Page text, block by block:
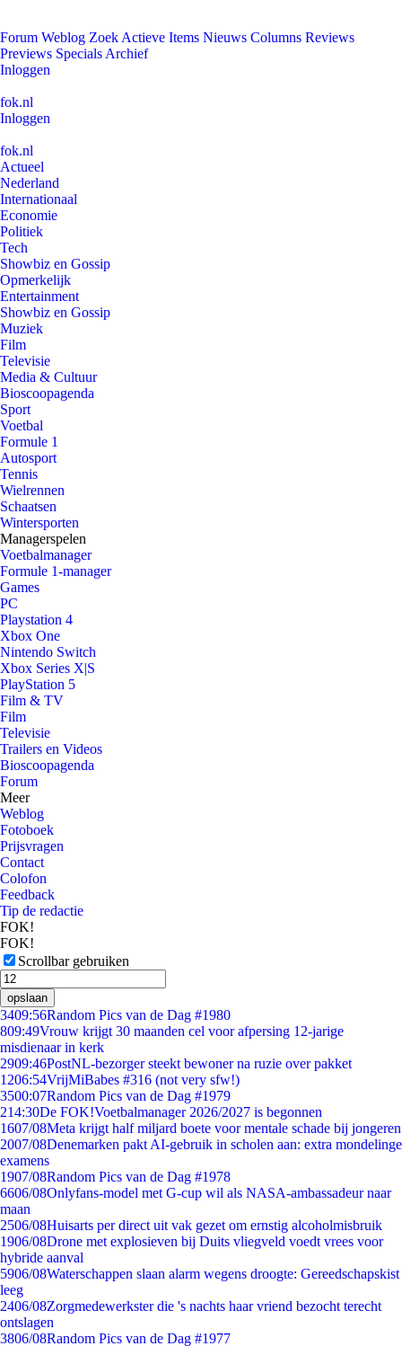
Forum Weblog Zoek Actieve Items Nieuws Columns Reviews
Previews Specials Archief
Inloggen
fok.nl
Inloggen
fok.nl
Actueel
Nederland
Internationaal
Economie
Politiek
Tech
Showbiz en Gossip
Opmerkelijk
Entertainment
Showbiz en Gossip
Muziek
Film
Televisie
Media & Cultuur
Bioscoopagenda
Sport
Voetbal
Formule 1
Autosport
Tennis
Wielrennen
Schaatsen
Wintersporten
Managerspelen
Voetbalmanager
Formule 1-manager
Games
PC
Playstation 4
Xbox One
Nintendo Switch
Xbox Series X|S
PlayStation 5
Film & TV
Film
Televisie
Trailers en Videos
Bioscoopagenda
Forum
Meer
Weblog
Fotoboek
Prijsvragen
Contact
Colofon
Feedback
Tip de redactie
FOK!
FOK!
Scrollbar gebruiken
opslaan
3409:56Random Pics van de Dag #1980
809:49Vrouw krijgt 30 maanden cel voor afpersing 12-jarige
misdienaar in kerk
2909:46PostNL-bezorger steekt bewoner na ruzie over pakket
1206:54VrijMiBabes #316 (not very sfw!)
3500:07Random Pics van de Dag #1979
214:30De FOK!Voetbalmanager 2026/2027 is begonnen
1607/08Meta krijgt half miljard boete voor mentale schade bij jongeren
2007/08Denemarken pakt AI-gebruik in scholen aan: extra mondelinge
examens
1907/08Random Pics van de Dag #1978
6606/08Onlyfans-model met G-cup wil als NASA-ambassadeur naar
maan
2506/08Huisarts per direct uit vak gezet om ernstig alcoholmisbruik
1906/08Drone met explosieven bij Duits vliegveld voedt vrees voor
hybride aanval
5906/08Waterschappen slaan alarm wegens droogte: Gereedschapskist
leeg
2406/08Zorgmedewerkster die 's nachts haar vriend bezocht terecht
ontslagen
3806/08Random Pics van de Dag #1977